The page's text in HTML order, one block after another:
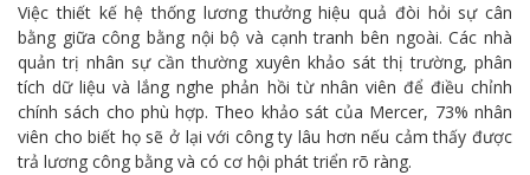
Việc thiết kế hệ thống lương thưởng hiệu quả đòi hỏi sự cân
bằng giữa công bằng nội bộ và cạnh tranh bên ngoài. Các nhà
quản trị nhân sự cần thường xuyên khảo sát thị trường, phân
tích dữ liệu và lắng nghe phản hồi từ nhân viên để điều chỉnh
chính sách cho phù hợp. Theo khảo sát của Mercer, 73% nhân
viên cho biết họ sẽ ở lại với công ty lâu hơn nếu cảm thấy được
trả lương công bằng và có cơ hội phát triển rõ ràng.